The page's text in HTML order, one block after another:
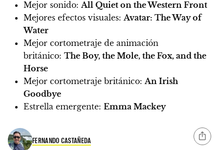
Mejor sonido:All Quiet on the Western Front
Mejores efectos visuales:Avatar: The Way of
Water
Mejor cortometraje de animación
británico: The Boy, the Mole, the Fox, and the
Horse
Mejor cortometraje británico:An Irish
Goodbye
Estrella emergente: Emma Mackey
FERNANDO CASTAÑEDA